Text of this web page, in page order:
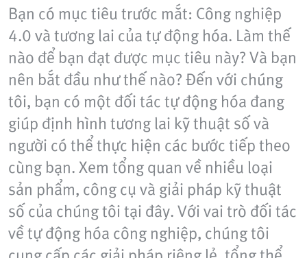
Bạn có mục tiêu trước mắt: Công nghiệp
4.0 và tương lai của tự động hóa. Làm thế
nào để bạn đạt được mục tiêu này? Và bạn
nên bắt đầu như thế nào? Đến với chúng
tôi, bạn có một đối tác tự động hóa đang
giúp định hình tương lai kỹ thuật số và
người có thể thực hiện các bước tiếp theo
cùng bạn. Xem tổng quan về nhiều loại
sản phẩm, công cụ và giải pháp kỹ thuật
số của chúng tôi tại đây. Với vai trò đối tác
về tự động hóa công nghiệp, chúng tôi